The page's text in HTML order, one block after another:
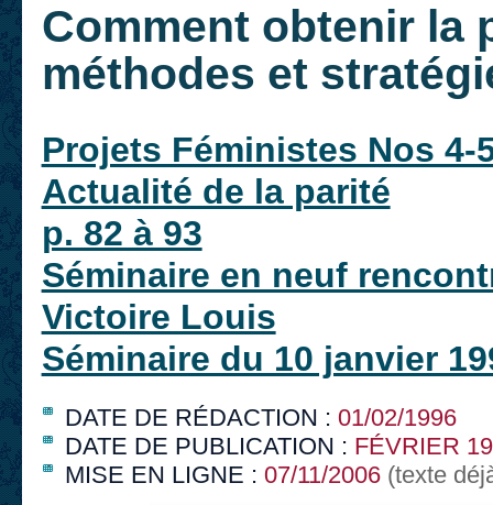
Comment obtenir la
méthodes et
Projets Féministes Nos 4-
Actualité de la parité
p. 82 à 93
Séminaire en neuf
Victoire Louis
Séminaire du 10 janvier
DATE DE RÉDACTION : 01/02/1996
DATE DE PUBLICATION : FÉVRIER
MISE EN LIGNE : 07/11/2006(texte